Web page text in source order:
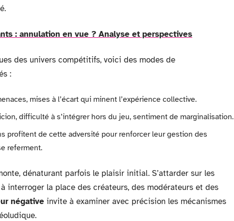
: annulation en vue ? Analyse et perspectives
des univers compétitifs, voici des modes de
:
mises à l’écart qui minent l’expérience collective.
difficulté à s’intégrer hors du jeu, sentiment de marginalisation.
profitent de cette adversité pour renforcer leur gestion des
referment.
dénaturant parfois le plaisir initial. S’attarder sur les
interroger la place des créateurs, des modérateurs et des
négative invite à examiner avec précision les mécanismes